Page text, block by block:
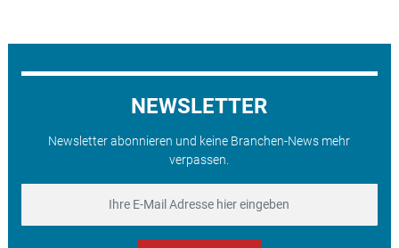
NEWSLETTER
Newsletter abonnieren und keine Branchen-News mehr
verpassen.